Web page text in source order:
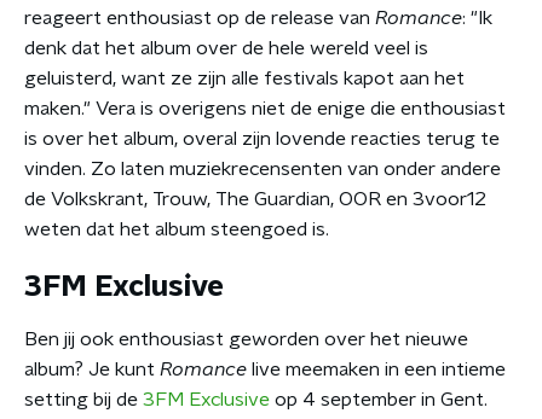
reageert enthousiast op de release van Romance: "Ik
denk dat het album over de hele wereld veel is
geluisterd, want ze zijn alle festivals kapot aan het
maken." Vera is overigens niet de enige die enthousiast
is over het album, overal zijn lovende reacties terug te
vinden. Zo laten muziekrecensenten van onder andere
de Volkskrant, Trouw, The Guardian, OOR en 3voor12
weten dat het album steengoed is.
3FM Exclusive
Ben jij ook enthousiast geworden over het nieuwe
album? Je kunt Romance live meemaken in een intieme
setting bij de 3FM Exclusive op 4 september in Gent.